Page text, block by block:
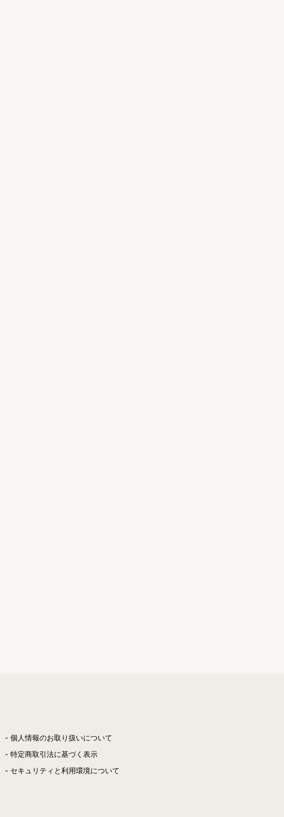
個人情報のお取り扱いについて
特定商取引法に基づく表示
セキュリティと利用環境について